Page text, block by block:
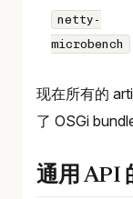
netty-
microbench
现在所有的
了 OSGi
通用 API